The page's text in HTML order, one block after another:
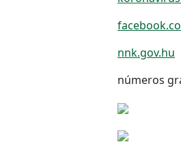
nnk.gov.hu
números